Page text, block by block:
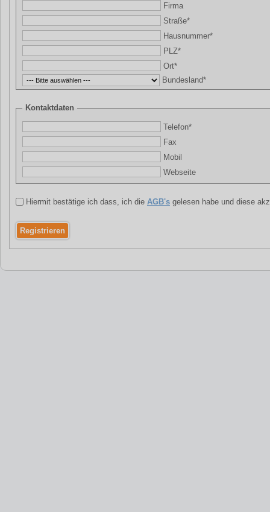
Firma
Straße*
Hausnummer*
PLZ*
Ort*
Bundesland*
Kontaktdaten
Telefon*
Fax
Mobil
Webseite
Hiermit bestätige ich dass, ich die AGB's gelesen habe und diese